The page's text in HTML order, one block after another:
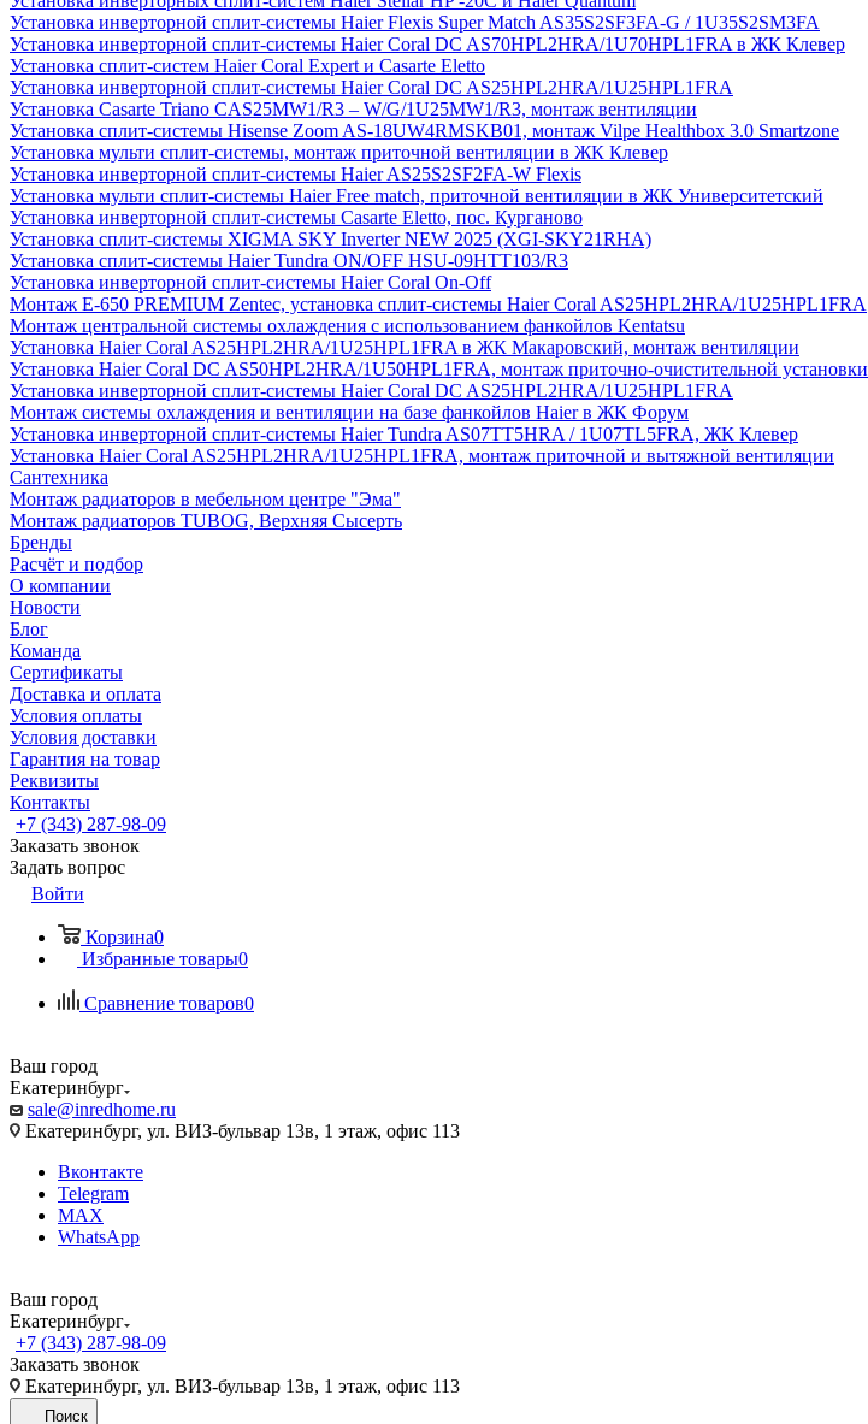
Установка инверторной сплит-системы Haier Flexis Super Match AS35S2SF3FA-G / 1U35S2SM3FA
Установка инверторной сплит-системы Haier Coral DC AS70HPL2HRA/1U70HPL1FRA в ЖК Клевер
Установка сплит-систем Haier Coral Expert и Casarte Eletto
Установка инверторной сплит-системы Haier Coral DC AS25HPL2HRA/1U25HPL1FRA
Установка Casarte Triano CAS25MW1/R3 – W/G/1U25MW1/R3, монтаж вентиляции
Установка сплит-системы Hisense Zoom AS-18UW4RMSKB01, монтаж Vilpe Healthbox 3.0 Smartzone
Установка мульти сплит-системы, монтаж приточной вентиляции в ЖК Клевер
Установка инверторной сплит-системы Haier AS25S2SF2FA-W Flexis
Установка мульти сплит-системы Haier Free match, приточной вентиляции в ЖК Университетский
Установка инверторной сплит-системы Casarte Eletto, пос. Курганово
Установка сплит-системы XIGMA SKY Inverter NEW 2025 (XGI-SKY21RHA)
Установка сплит-системы Haier Tundra ON/OFF HSU-09HTT103/R3
Установка инверторной сплит-системы Haier Coral On-Off
Монтаж E-650 PREMIUM Zentec, установка сплит-системы Haier Coral AS25HPL2HRA/1U25HPL1FRA
Монтаж центральной системы охлаждения с использованием фанкойлов Kentatsu
Установка Haier Coral AS25HPL2HRA/1U25HPL1FRA в ЖК Макаровский, монтаж вентиляции
Установка Haier Coral DC AS50HPL2HRA/1U50HPL1FRA, монтаж приточно-очистительной установки
Установка инверторной сплит-системы Haier Coral DC AS25HPL2HRA/1U25HPL1FRA
Монтаж системы охлаждения и вентиляции на базе фанкойлов Haier в ЖК Форум
Установка инверторной сплит-системы Haier Tundra AS07TT5HRA / 1U07TL5FRA, ЖК Клевер
Установка Haier Coral AS25HPL2HRA/1U25HPL1FRA, монтаж приточной и вытяжной вентиляции
Сантехника
Монтаж радиаторов в мебельном центре "Эма"
Монтаж радиаторов TUBOG, Верхняя Сысерть
Бренды
Расчёт и подбор
О компании
Новости
Блог
Команда
Сертификаты
Доставка и оплата
Условия оплаты
Условия доставки
Гарантия на товар
Реквизиты
Контакты
+7 (343) 287-98-09
Заказать звонок
Задать вопрос
Войти
Корзина0
Избранные товары0
Сравнение товаров0
Ваш город
Екатеринбург
sale@inredhome.ru
Екатеринбург, ул. ВИЗ-бульвар 13в, 1 этаж, офис 113
Вконтакте
Telegram
MAX
WhatsApp
Ваш город
Екатеринбург
+7 (343) 287-98-09
Заказать звонок
Екатеринбург, ул. ВИЗ-бульвар 13в, 1 этаж, офис 113
Поиск